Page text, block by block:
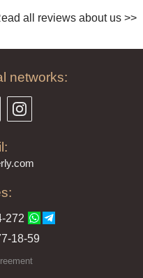
all reviews about us >>
networks:
rly.com
272
7-18-59